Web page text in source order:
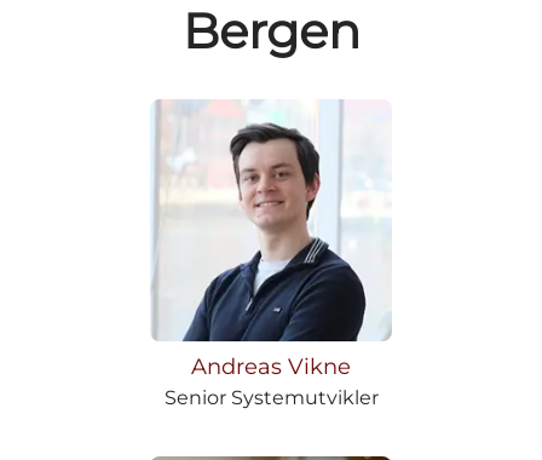
Bergen
Andreas Vikne
Senior Systemutvikler